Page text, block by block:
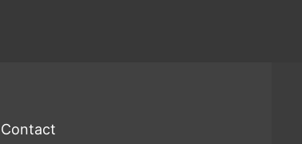
Contact